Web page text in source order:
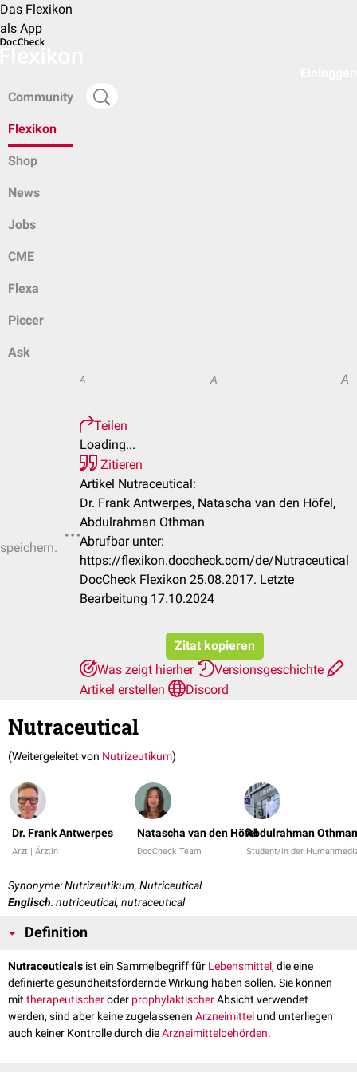
Das Flexikon
als App
Community
Flexikon
Shop
News
Jobs
CME
Flexa
Piccer
Ask
A A A
Teilen
Loading...
Zitieren
Artikel Nutraceutical:
Dr. Frank Antwerpes, Natascha van den Höfel,
Abdulrahman Othman
Abrufbar unter:
https://flexikon.doccheck.com/de/Nutraceutical
DocCheck Flexikon 25.08.2017. Letzte
Bearbeitung 17.10.2024
Zitat kopieren
Was zeigt hierher
Versionsgeschichte
Artikel erstellen
Discord
Nutraceutical
(Weitergeleitet von Nutrizeutikum)
Dr. Frank Antwerpes
Arzt | Ärztin
Natascha van den Höfel
DocCheck Team
Abdulrahman Othman
Student/in der
Synonyme: Nutrizeutikum, Nutriceutical
Englisch: nutriceutical, nutraceutical
Definition
Nutraceuticals ist ein Sammelbegriff für Lebensmittel, die eine
definierte gesundheitsfördernde Wirkung haben sollen. Sie können
mittherapeutischeroder prophylaktischerAbsicht verwendet
werden, sind aber keine zugelassenen Arzneimittel und unterliegen
auch keiner Kontrolle durch dieArzneimittelbehörden.